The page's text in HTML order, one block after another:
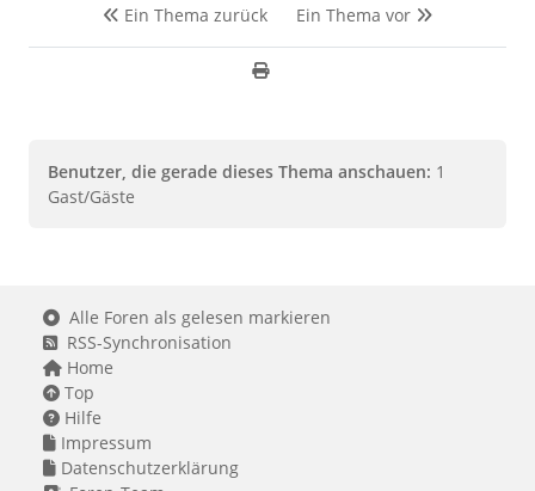
Ein Thema zurück Ein Thema vor
Benutzer, die gerade dieses Thema anschauen: 1
Gast/Gäste
Alle Foren als gelesen markieren
RSS-Synchronisation
Home
Top
Hilfe
Impressum
Datenschutzerklärung